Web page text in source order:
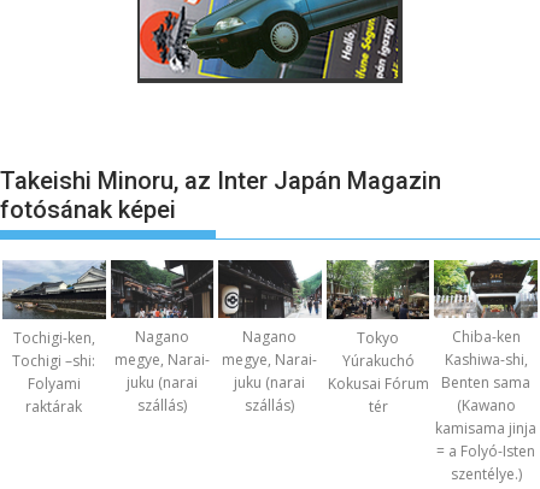
Takeishi Minoru, az Inter Japán Magazin
fotósának képei
Tochigi-ken,
Tochigi –shi:
Folyami
raktárak
Nagano
megye, Narai-
juku (narai
szállás)
Nagano
megye, Narai-
juku (narai
szállás)
Tokyo
Yúrakuchó
Kokusai Fórum
tér
Chiba-ken
Kashiwa-shi,
Benten sama
(Kawano
kamisama jinja
= a Folyó-Isten
szentélye.)